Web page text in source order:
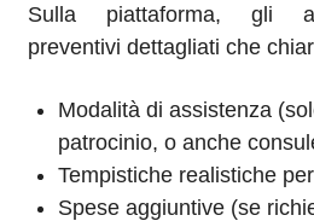
Sulla piattaforma, gli
preventivi dettagliati che
Modalità di assistenza
patrocinio, o anche
Tempistiche realistiche
Spese aggiuntive (se